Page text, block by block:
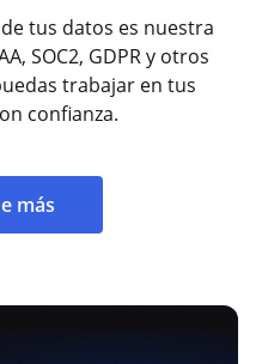
tus datos es nuestra
SOC2, GDPR y otros
trabajar en tus
confianza.
más